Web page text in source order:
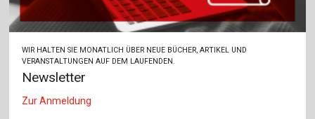
WIR HALTEN SIE MONATLICH ÜBER NEUE BÜCHER, ARTIKEL UND
VERANSTALTUNGEN AUF DEM LAUFENDEN.
Newsletter
Zur Anmeldung